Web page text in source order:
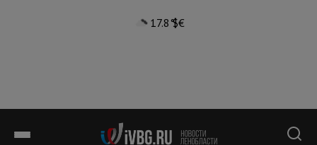
17.8°$€